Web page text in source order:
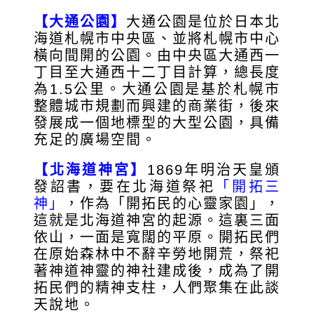
【大通公園】 大通公園是位於日本北
海道札幌市中央區、並將札幌市中心
橫向間開的公園。由中央區大通西一
丁目至大通西十二丁目計算，總長度
為1.5公里。大通公園是基於札幌市
整體城市規劃而興建的商業街，後來
發展成一個地標型的大型公園，具備
充足的廣場空間。
【北海道神宮】 1869年明治天皇頒
發詔書，要在北海道祭祀
「開拓三
神」
，作為「開拓民的心靈家園」，
這就是北海道神宮的起源。這裏三面
依山，一面是寬闊的平原。開拓民們
在原始森林中不辭辛勞地開荒，祭祀
著神道神靈的神社建成後，成為了開
拓民們的精神支柱，人們聚集在此談
天說地。